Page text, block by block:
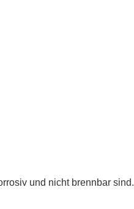
und nicht brennbar sind.